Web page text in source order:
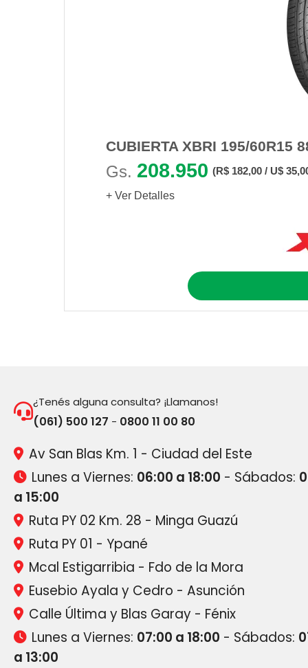
CUBIERTA XBRI 195/60R15
Gs. 208.950 (R$ 182,00 / U$
+ Ver Detalles
¿Tenés alguna consulta? ¡Llamanos!
(061) 500 127 - 0800 11 00 80
Av San Blas Km. 1 - Ciudad del Este
Lunes a Viernes: 06:00 a 18:00 - Sábados:
a 15:00
Ruta PY 02 Km. 28 - Minga Guazú
Ruta PY 01 - Ypané
Mcal Estigarribia - Fdo de la Mora
Eusebio Ayala y Cedro - Asunción
Calle Última y Blas Garay - Fénix
Lunes a Viernes: 07:00 a 18:00 - Sábados:
a 13:00